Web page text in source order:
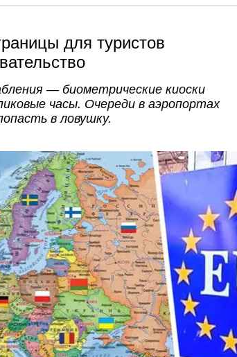
для туристов
— биометрические киоски
часы. Очереди в аэропортах
в ловушку.